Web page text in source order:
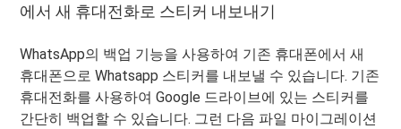
에서 새 휴대전화로 스티커 내보내기
WhatsApp의 백업 기능을 사용하여 기존 휴대폰에서 새
휴대폰으로 Whatsapp 스티커를 내보낼 수 있습니다. 기존
휴대전화를 사용하여 Google 드라이브에 있는 스티커를
간단히 백업할 수 있습니다. 그런 다음 파일 마이그레이션